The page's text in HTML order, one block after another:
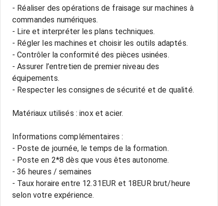
- Réaliser des opérations de fraisage sur machines à
commandes numériques.
- Lire et interpréter les plans techniques.
- Régler les machines et choisir les outils adaptés.
- Contrôler la conformité des pièces usinées.
- Assurer l’entretien de premier niveau des
équipements.
- Respecter les consignes de sécurité et de qualité.
Matériaux utilisés : inox et acier.
Informations complémentaires :
- Poste de journée, le temps de la formation.
- Poste en 2*8 dès que vous êtes autonome.
- 36 heures / semaines
- Taux horaire entre 12.31EUR et 18EUR brut/heure
selon votre expérience.